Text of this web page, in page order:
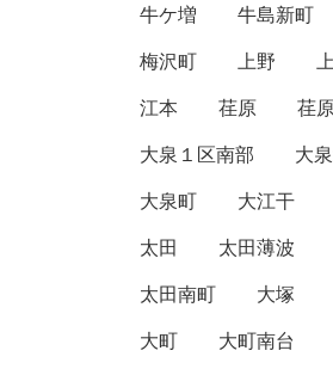
牛ケ増
牛島新町
梅沢町
上野
江本
荏原 荏
大泉１区南部
大
大泉町
大江干
太田
太田薄波
太田南町
大塚
大町
大町南台